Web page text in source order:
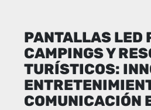
PANTALLAS LED
CAMPINGS Y
TURÍSTICOS:
COMUNICACIÓN